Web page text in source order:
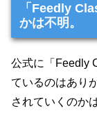
「Feedly
かは不明。
公式に「Feedly
ているのはあり
されていくのか